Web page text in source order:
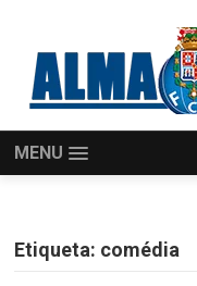
MENU
Etiqueta: comédia